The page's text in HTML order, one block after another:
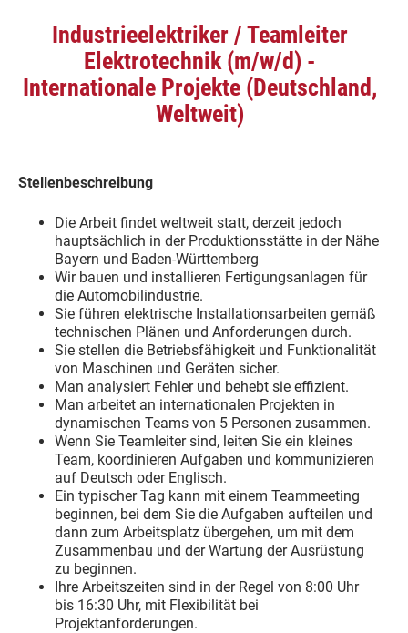
Industrieelektriker / Teamleiter
Elektrotechnik (m/w/d) -
Internationale Projekte (Deutschland,
Weltweit)
Stellenbeschreibung
Die Arbeit findet weltweit statt, derzeit jedoch
hauptsächlich in der Produktionsstätte in der Nähe
Bayern und Baden-Württemberg
Wir bauen und installieren Fertigungsanlagen für
die Automobilindustrie.
Sie führen elektrische Installationsarbeiten gemäß
technischen Plänen und Anforderungen durch.
Sie stellen die Betriebsfähigkeit und Funktionalität
von Maschinen und Geräten sicher.
Man analysiert Fehler und behebt sie effizient.
Man arbeitet an internationalen Projekten in
dynamischen Teams von 5 Personen zusammen.
Wenn Sie Teamleiter sind, leiten Sie ein kleines
Team, koordinieren Aufgaben und kommunizieren
auf Deutsch oder Englisch.
Ein typischer Tag kann mit einem Teammeeting
beginnen, bei dem Sie die Aufgaben aufteilen und
dann zum Arbeitsplatz übergehen, um mit dem
Zusammenbau und der Wartung der Ausrüstung
zu beginnen.
Ihre Arbeitszeiten sind in der Regel von 8:00 Uhr
bis 16:30 Uhr, mit Flexibilität bei
Projektanforderungen.